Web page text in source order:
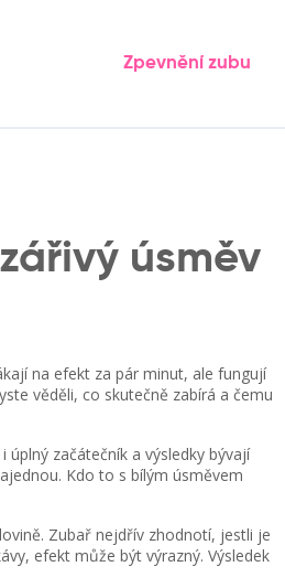
Zpevnění zubu
úsměv
na efekt za pár minut, ale fungují
věděli, co skutečně zabírá a čemu
úplný začátečník a výsledky bývají
Kdo to s bílým úsměvem
Zubař nejdřív zhodnotí, jestli je
efekt může být výrazný. Výsledek